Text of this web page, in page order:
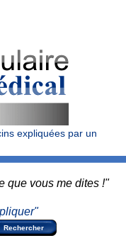
expliquées par un
que vous me dites !"